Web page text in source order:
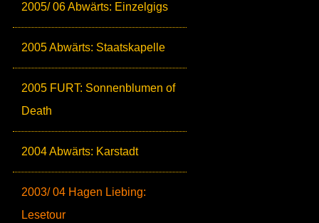
2005/ 06 Abwärts: Einzelgigs
2005 Abwärts: Staatskapelle
2005 FURT: Sonnenblumen of
Death
2004 Abwärts: Karstadt
2003/ 04 Hagen Liebing:
Lesetour